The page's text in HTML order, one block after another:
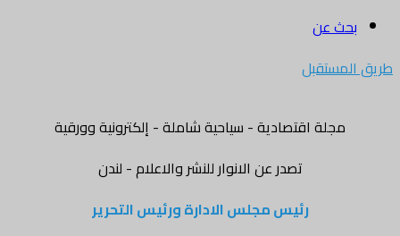
بحث عن
طريق المستقبل
مجلة اقتصادية - سياحية شاملة - إلكترونية وورقية
تصدر عن الانوار للنشر والاعلام - لندن
رئيس مجلس الادارة ورئيس التحرير